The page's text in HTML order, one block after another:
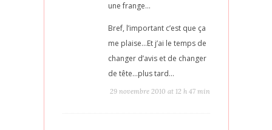
une frange…
Bref, l’important c’est que ça
me plaise…Et j’ai le temps de
changer d’avis et de changer
de tête…plus tard…
29 novembre 2010 at 12 h 47 min